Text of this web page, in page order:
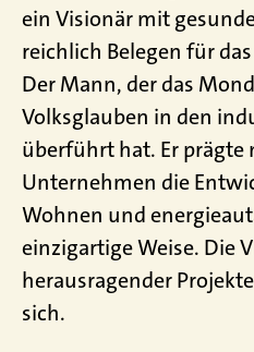
ein Visionär mit
reichlich Belegen für
Der Mann, der das
Volksglauben in den
überführt hat. Er prägte
Unternehmen die
Wohnen und
einzigartige Weise. Die
herausragender
sich.